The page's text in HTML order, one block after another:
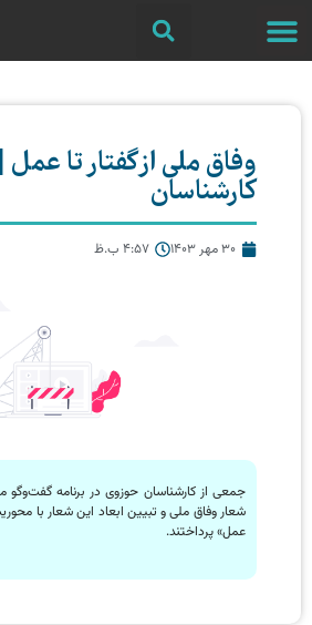
وفاق ملی از گفتار تا
کارشناسان
30 مهر 1403 4:57 ب.ظ
جمعی از کارشناسان حوزوی در برنامه گفت‌و‌گو
شعار وفاق ملی و تبیین ابعاد این شعار با
عمل» پرداختند.